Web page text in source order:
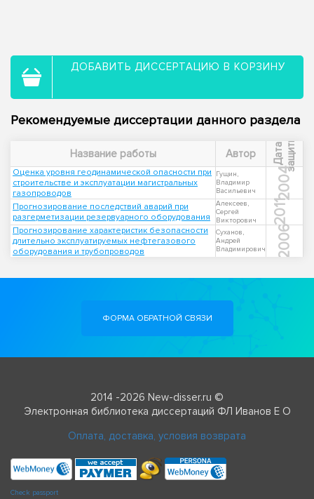
ДОБАВИТЬ ДИССЕРТАЦИЮ В КОРЗИНУ
Рекомендуемые диссертации данного раздела
Название работы Автор Д
а
т
а
з
а
щ
и
т ы
Оценка уровня геодинамической опасности при
строительстве и эксплуатации магистральных
газопроводов
Гущин,
Владимир
Васильевич
2004
Прогнозирование последствий аварий при
разгерметизации резервуарного оборудования
Алексеев,
Сергей
Викторович
2011
Прогнозирование характеристик безопасности
длительно эксплуатируемых нефтегазового
оборудования и трубопроводов
Суханов,
Андрей
Владимирович
2006
ФОРМА ОБРАТНОЙ СВЯЗИ
2014 -2026 New-disser.ru ©
Электронная библиотека диссертаций ФЛ Иванов Е О
Оплата, доставка, условия возврата
Check passport